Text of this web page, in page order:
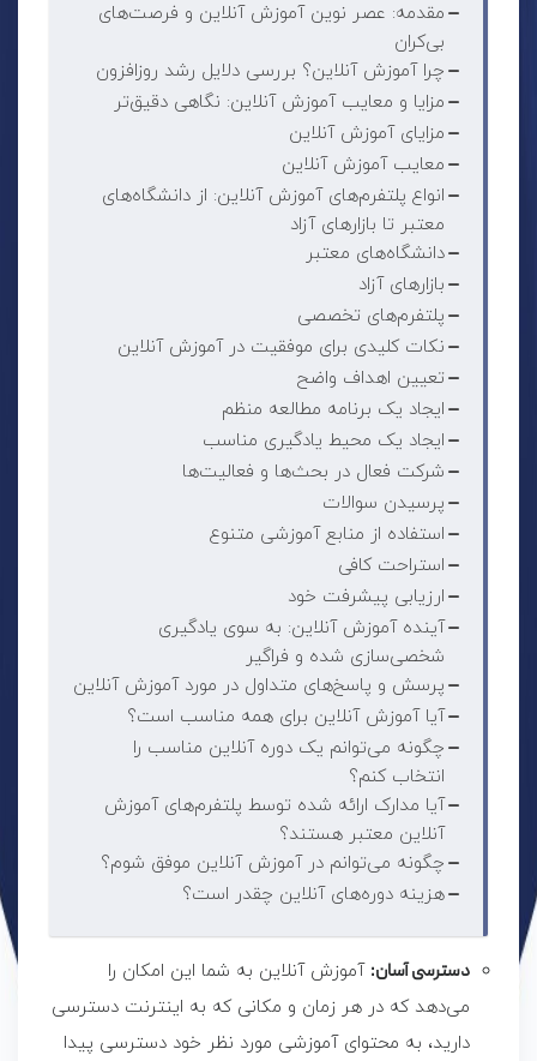
مقدمه: عصر نوین آموزش آنلاین و فرصت‌های
بی‌کران
چرا آموزش آنلاین؟ بررسی دلایل رشد روزافزون
مزایا و معایب آموزش آنلاین: نگاهی دقیق‌تر
مزایای آموزش آنلاین
معایب آموزش آنلاین
انواع پلتفرم‌های آموزش آنلاین: از دانشگاه‌های
معتبر تا بازارهای آزاد
دانشگاه‌های معتبر
بازارهای آزاد
پلتفرم‌های تخصصی
نکات کلیدی برای موفقیت در آموزش آنلاین
تعیین اهداف واضح
ایجاد یک برنامه مطالعه منظم
ایجاد یک محیط یادگیری مناسب
شرکت فعال در بحث‌ها و فعالیت‌ها
پرسیدن سوالات
استفاده از منابع آموزشی متنوع
استراحت کافی
ارزیابی پیشرفت خود
آینده آموزش آنلاین: به سوی یادگیری
شخصی‌سازی شده و فراگیر
پرسش و پاسخ‌های متداول در مورد آموزش آنلاین
آیا آموزش آنلاین برای همه مناسب است؟
چگونه می‌توانم یک دوره آنلاین مناسب را
انتخاب کنم؟
آیا مدارک ارائه شده توسط پلتفرم‌های آموزش
آنلاین معتبر هستند؟
چگونه می‌توانم در آموزش آنلاین موفق شوم؟
هزینه دوره‌های آنلاین چقدر است؟
دسترسی آسان: آموزش آنلاین به شما این امکان را
می‌دهد که در هر زمان و مکانی که به اینترنت دسترسی
دارید، به محتوای آموزشی مورد نظر خود دسترسی پیدا